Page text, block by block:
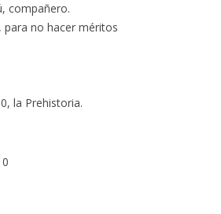
compañero.
no hacer méritos
la Prehistoria.
0